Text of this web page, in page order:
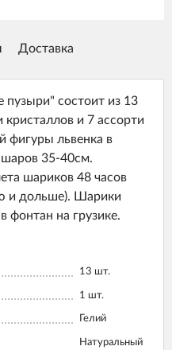
Доставка
состоит из 13
и 7 ассорти
фигуры львенка в
шаров 35-40см.
шариков 48 часов
и дольше). Шарики
фонтан на грузике.
13 шт.
1 шт.
Гелий
Натуральный